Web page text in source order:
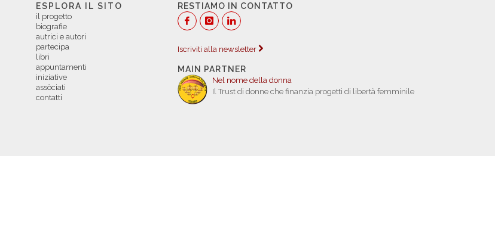
ESPLORA IL SITO
il progetto
biografie
autrici e autori
partecipa
libri
appuntamenti
iniziative
assòciati
contatti
RESTIAMO IN CONTATTO
Iscriviti alla newsletter
MAIN PARTNER
Nel nome della donna
Il Trust di donne che finanzia progetti di libertà femminile